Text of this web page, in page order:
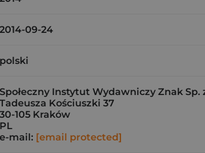
2014-09-24
polski
Społeczny Instytut Wydawniczy Znak Sp.
Tadeusza Kościuszki 37
30-105 Kraków
PL
e-mail: [email protected]